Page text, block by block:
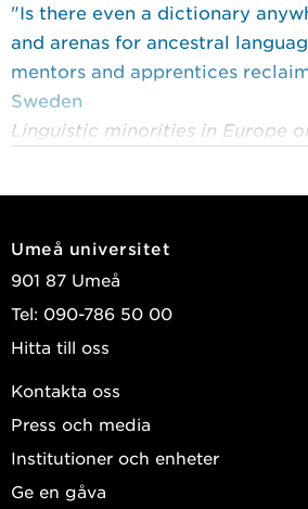
"Is there even a dictionary
and arenas for ancestral
mentors and apprentices
Sweden
Linguistic minorities in Europe
Umeå universitet
901 87 Umeå
Tel: 090-786 50 00
Hitta till oss
Kontakta oss
Press och media
Institutioner och enheter
Ge en gåva